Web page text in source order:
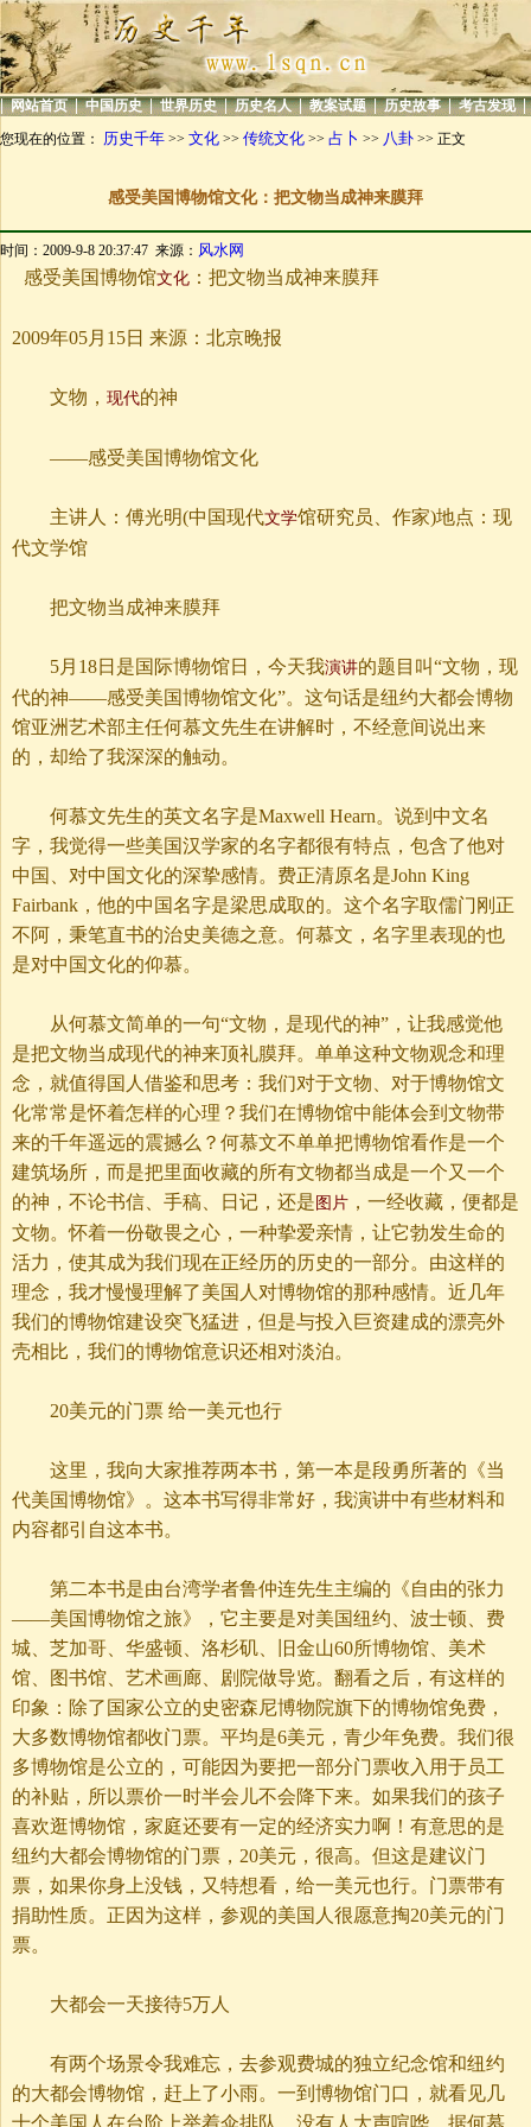
| 网站首页 | 中国历史 | 世界历史 | 历史名人 | 教案试题 | 历史故事 | 考古发现 |
您现在的位置： 历史千年 >> 文化 >> 传统文化 >> 占卜 >> 八卦 >> 正文
感受美国博物馆文化：把文物当成神来膜拜
时间：2009-9-8 20:37:47 来源： 风水网
感受美国博物馆文化 ：把文物当成神来膜拜
2009年05月15日 来源：北京晚报
文物， 现代的神
——感受美国博物馆文化
主讲人：傅光明(中国现代文学馆研究员、作家)地点：现
代文学馆
把文物当成神来膜拜
5月18日是国际博物馆日，今天我演讲的题目叫“文物，现
代的神——感受美国博物馆文化”。这句话是纽约大都会博物
馆亚洲艺术部主任何慕文先生在讲解时，不经意间说出来
的，却给了我深深的触动。
何慕文先生的英文名字是Maxwell Hearn。说到中文名
字，我觉得一些美国汉学家的名字都很有特点，包含了他对
中国、对中国文化的深挚感情。费正清原名是John King
Fairbank，他的中国名字是梁思成取的。这个名字取儒门刚正
不阿，秉笔直书的治史美德之意。何慕文，名字里表现的也
是对中国文化的仰慕。
从何慕文简单的一句“文物，是现代的神”，让我感觉他
是把文物当成现代的神来顶礼膜拜。单单这种文物观念和理
念，就值得国人借鉴和思考：我们对于文物、对于博物馆文
化常常是怀着怎样的心理？我们在博物馆中能体会到文物带
来的千年遥远的震撼么？何慕文不单单把博物馆看作是一个
建筑场所，而是把里面收藏的所有文物都当成是一个又一个
的神，不论书信、手稿、日记，还是 图片 ，一经收藏，便都是
文物。怀着一份敬畏之心，一种挚爱亲情，让它勃发生命的
活力，使其成为我们现在正经历的历史的一部分。由这样的
理念，我才慢慢理解了美国人对博物馆的那种感情。近几年
我们的博物馆建设突飞猛进，但是与投入巨资建成的漂亮外
壳相比，我们的博物馆意识还相对淡泊。
20美元的门票 给一美元也行
这里，我向大家推荐两本书，第一本是段勇所著的《当
代美国博物馆》。这本书写得非常好，我演讲中有些材料和
内容都引自这本书。
第二本书是由台湾学者鲁仲连先生主编的《自由的张力
——美国博物馆之旅》，它主要是对美国纽约、波士顿、费
城、芝加哥、华盛顿、洛杉矶、旧金山60所博物馆、美术
馆、图书馆、艺术画廊、剧院做导览。翻看之后，有这样的
印象：除了国家公立的史密森尼博物院旗下的博物馆免费，
大多数博物馆都收门票。平均是6美元，青少年免费。我们很
多博物馆是公立的，可能因为要把一部分门票收入用于员工
的补贴，所以票价一时半会儿不会降下来。如果我们的孩子
喜欢逛博物馆，家庭还要有一定的经济实力啊！有意思的是
纽约大都会博物馆的门票，20美元，很高。但这是建议门
票，如果你身上没钱，又特想看，给一美元也行。门票带有
捐助性质。正因为这样，参观的美国人很愿意掏20美元的门
票。
大都会一天接待5万人
有两个场景令我难忘，去参观费城的独立纪念馆和纽约
的大都会博物馆，赶上了小雨。一到博物馆门口，就看见几
十个美国人在台阶上举着伞排队。没有人大声喧哗。据何慕